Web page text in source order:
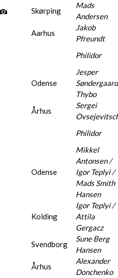
Skørping
Mads
Andersen
Aarhus
Jakob
Pfreundt
Philidor
Odense
Jesper
Søndergaard
Thybo
Århus
Sergei
Philidor
Odense
Mikkel
Antonsen /
Igor Teplyi /
Mads Smith
Hansen
Kolding
Igor Teplyi /
Attila
Gergacz
Svendborg
Sune Berg
Hansen
Århus
Alexander
Donchenko